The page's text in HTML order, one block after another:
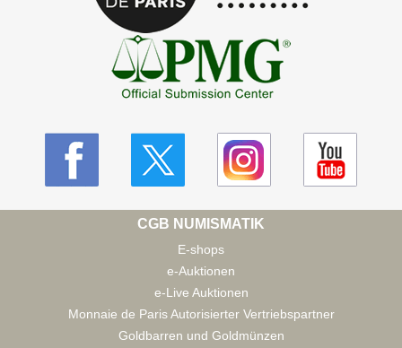
CGB NUMISMATIK
E-shops
e-Auktionen
e-Live Auktionen
Monnaie de Paris Autorisierter Vertriebspartner
Goldbarren und Goldmünzen